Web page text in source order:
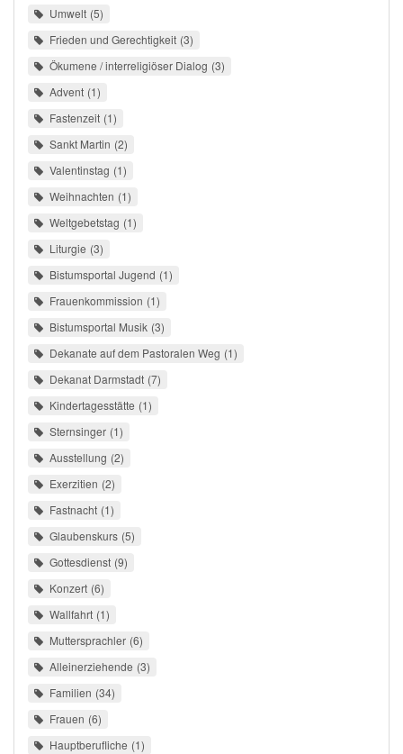
Umwelt 5
Frieden und Gerechtigkeit 3
Ökumene / interreligiöser Dialog 3
Advent 1
Fastenzeit 1
Sankt Martin 2
Valentinstag 1
Weihnachten 1
Weltgebetstag 1
Liturgie 3
Bistumsportal Jugend 1
Frauenkommission 1
Bistumsportal Musik 3
Dekanate auf dem Pastoralen Weg 1
Dekanat Darmstadt 7
Kindertagesstätte 1
Sternsinger 1
Ausstellung 2
Exerzitien 2
Fastnacht 1
Glaubenskurs 5
Gottesdienst 9
Konzert 6
Wallfahrt 1
Muttersprachler 6
Alleinerziehende 3
Familien 34
Frauen 6
Hauptberufliche 1